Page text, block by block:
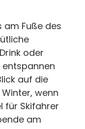
am Fuße des
oder
auf die
wenn
für Skifahrer
am